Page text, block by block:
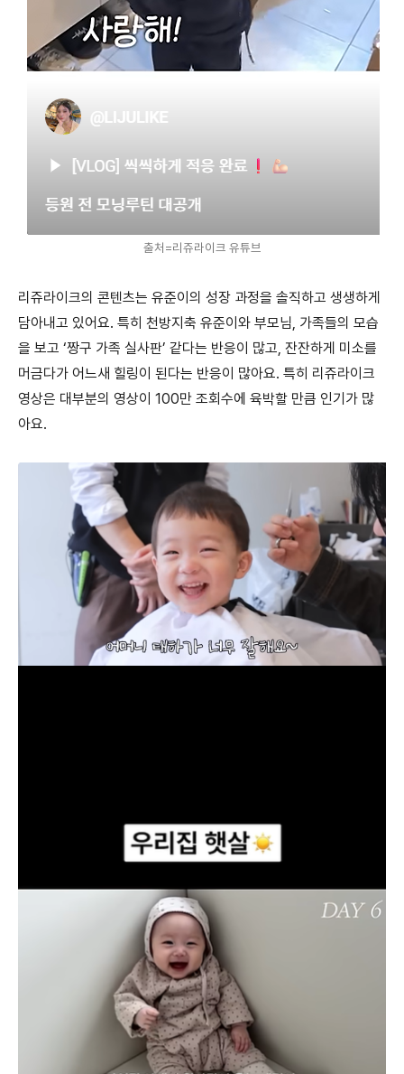
출처=리쥬라이크 유튜브
리쥬라이크의 콘텐츠는 유준이의 성장 과정을 솔직하고 생생하게
담아내고 있어요. 특히 천방지축 유준이와 부모님, 가족들의 모습
을 보고 ‘짱구 가족 실사판’ 같다는 반응이 많고, 잔잔하게 미소를
머금다가 어느새 힐링이 된다는 반응이 많아요. 특히 리쥬라이크
영상은 대부분의 영상이 100만 조회수에 육박할 만큼 인기가 많
아요.